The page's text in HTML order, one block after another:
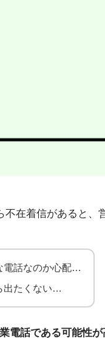
不在着信があると
電話なのか心配…
出たくない…
電話である可能性が